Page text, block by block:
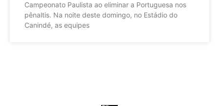
Campeonato Paulista ao eliminar a Portuguesa nos
pênaltis. Na noite deste domingo, no Estádio do
Canindé, as equipes